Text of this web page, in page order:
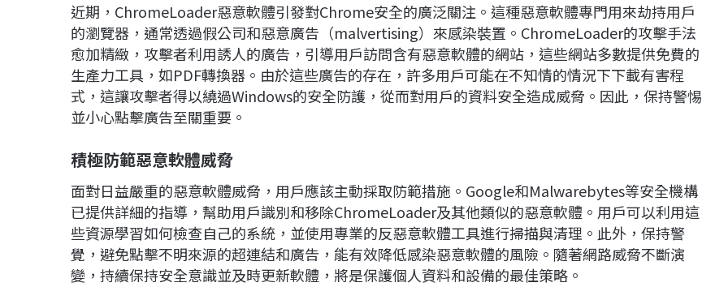
近期，ChromeLoader惡意軟體引發對Chrome安全的廣泛關注。這種惡意軟體專門用來劫持用戶
的瀏覽器，通常透過假公司和惡意廣告（malvertising）來感染裝置。ChromeLoader的攻擊手法
愈加精緻，攻擊者利用誘人的廣告，引導用戶訪問含有惡意軟體的網站，這些網站多數提供免費的
生產力工具，如PDF轉換器。由於這些廣告的存在，許多用戶可能在不知情的情況下下載有害程
式，這讓攻擊者得以繞過Windows的安全防護，從而對用戶的資料安全造成威脅。因此，保持警惕
並小心點擊廣告至關重要。
積極防範惡意軟體威脅
面對日益嚴重的惡意軟體威脅，用戶應該主動採取防範措施。Google和Malwarebytes等安全機構
已提供詳細的指導，幫助用戶識別和移除ChromeLoader及其他類似的惡意軟體。用戶可以利用這
些資源學習如何檢查自己的系統，並使用專業的反惡意軟體工具進行掃描與清理。此外，保持警
覺，避免點擊不明來源的超連結和廣告，能有效降低感染惡意軟體的風險。隨著網路威脅不斷演
變，持續保持安全意識並及時更新軟體，將是保護個人資料和設備的最佳策略。